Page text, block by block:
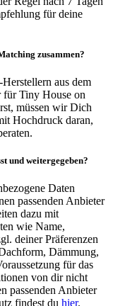
für deine
zusammen?
aus dem
Tiny House on
müssen wir Dich
Hochdruck daran,
und weitergegeben?
Daten
passenden Anbieter
dazu mit
wie Name,
deiner Präferenzen
Dämmung,
für das
von dir nicht
passenden Anbieter
findest du hier.